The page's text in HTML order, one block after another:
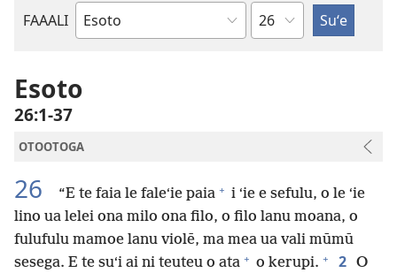
tafaʻilagi
FAAALI
Tusi
Tusi
Mataupu
Esoto
26:1-37
OTOOTOGA
26 “E te faia le faleʻie paia + i ʻie e sefulu, o le ʻie
lino ua lelei ona milo ona filo, o filo lanu moana, o
fulufulu mamoe lanu violē, ma mea ua vali mūmū
sesega. E te suʻi ai ni teuteu o ata + o kerupi. + 2 O